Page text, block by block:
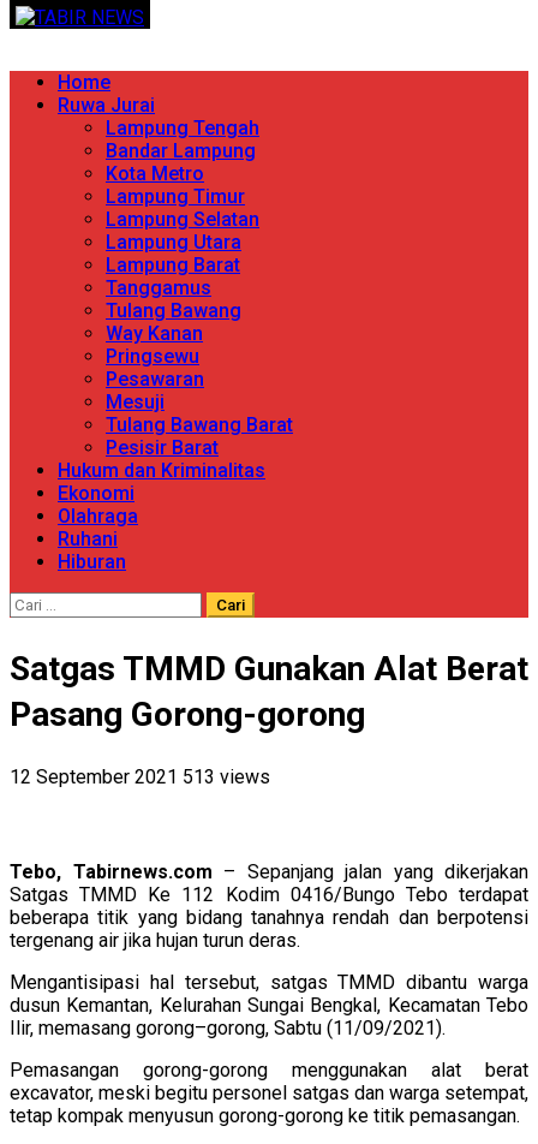
Skip
content
TERPERCAYA MENYINGKAP BERITA
Primary
Menu
Home
Ruwa Jurai
Lampung Tengah
Bandar Lampung
Kota Metro
Lampung Timur
Lampung Selatan
Lampung Utara
Lampung Barat
Tanggamus
Tulang Bawang
Way Kanan
Pringsewu
Pesawaran
Mesuji
Tulang Bawang Barat
Pesisir Barat
Hukum dan Kriminalitas
Ekonomi
Olahraga
Ruhani
Hiburan
Cari
Satgas TMMD Gunakan Alat Berat
Pasang Gorong-gorong
12 September 2021 513 views
Tebo, Tabirnews.com – Sepanjang jalan yang dikerjakan
Satgas TMMD Ke 112 Kodim 0416/Bungo Tebo terdapat
beberapa titik yang bidang tanahnya rendah dan berpotensi
tergenang air jika hujan turun deras.
Mengantisipasi hal tersebut, satgas TMMD dibantu warga
dusun Kemantan, Kelurahan Sungai Bengkal, Kecamatan Tebo
Ilir, memasang gorong–gorong, Sabtu (11/09/2021).
Pemasangan gorong-gorong menggunakan alat berat
excavator, meski begitu personel satgas dan warga setempat,
tetap kompak menyusun gorong-gorong ke titik pemasangan.